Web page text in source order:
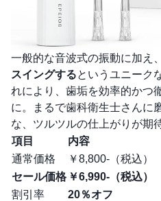
一般的な音波式の振動に加え
スイングするというユニーク
れにより、歯垢を効率的かつ
に。まるで歯科衛生士さんに
な、ツルツルの仕上がりが期
項目
内容
通常価格
￥8,800-（税込）
セール価格 ￥6,990-（税込）
割引率
20％オフ